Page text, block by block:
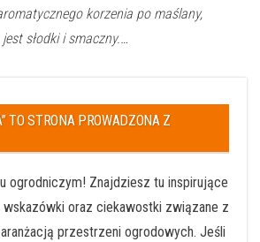
korzenia po maślany,
słodki i smaczny.…
TO STRONA PROWADZONA Z
ogrodniczym! Znajdziesz tu inspirujące
oraz ciekawostki związane z
przestrzeni ogrodowych. Jeśli